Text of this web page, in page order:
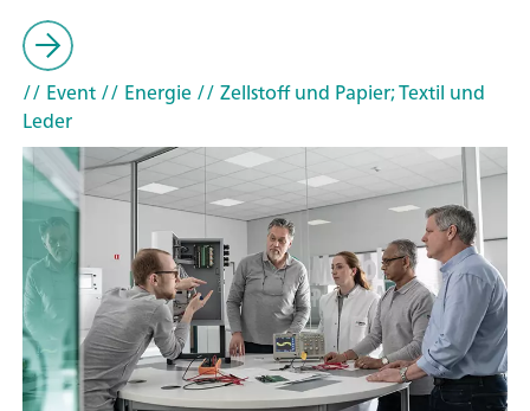
// Event// Energie// Zellstoff und Papier; Textil und
Leder